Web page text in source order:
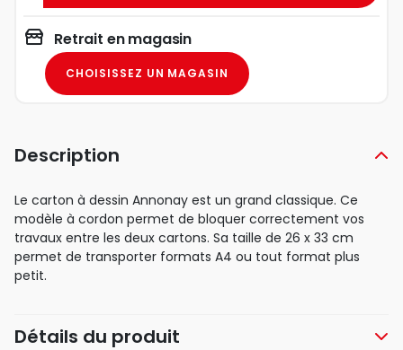
Retrait en magasin
CHOISISSEZ UN MAGASIN
Description
Le carton à dessin Annonay est un grand classique. Ce
modèle à cordon permet de bloquer correctement vos
travaux entre les deux cartons. Sa taille de 26 x 33 cm
permet de transporter formats A4 ou tout format plus
petit.
Détails du produit